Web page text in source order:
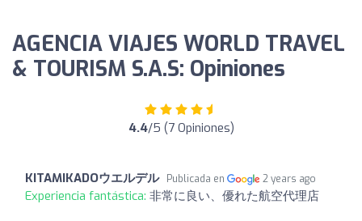
AGENCIA VIAJES WORLD TRAVEL
& TOURISM S.A.S: Opiniones
4.4/5 (7 Opiniones)
KITAMIKADOウエルデル Publicada en 2 years ago
Experiencia fantástica: 非常に良い、優れた航空代理店